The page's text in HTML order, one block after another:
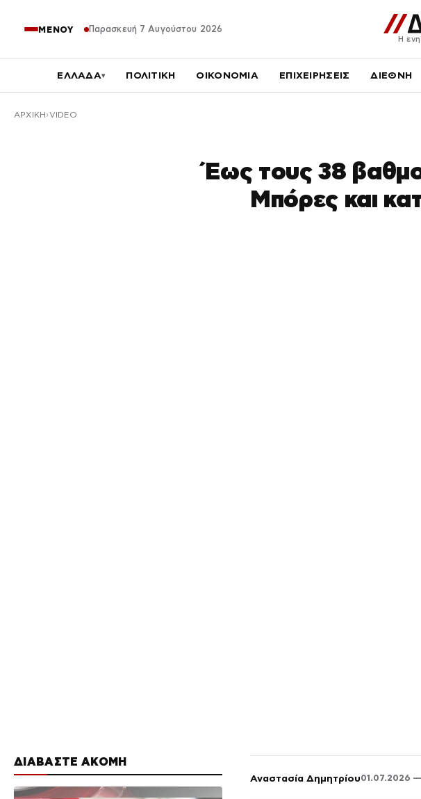
ΜΕΝΟΥ Παρασκευή 7 Αυγούστου 2026
Η
ΕΛΛΑΔΑ▾ ΠΟΛΙΤΙΚΗ ΟΙΚΟΝΟΜΙΑ ΕΠΙΧΕΙΡΗΣΕΙΣ ΔΙΕΘΝΗ
ΑΡΧΙΚΉ VIDEO
Έως τους 38
Μπόρες και
ΔΙΑΒΑΣΤΕ ΑΚΟΜΗ
Αναστασία Δημητρίου01.07.2026